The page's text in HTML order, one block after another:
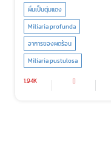
ผื่นเป็นตุ่มแดง
Miliaria profunda
อาการของผดร้อน
Miliaria pustulosa
1.94K